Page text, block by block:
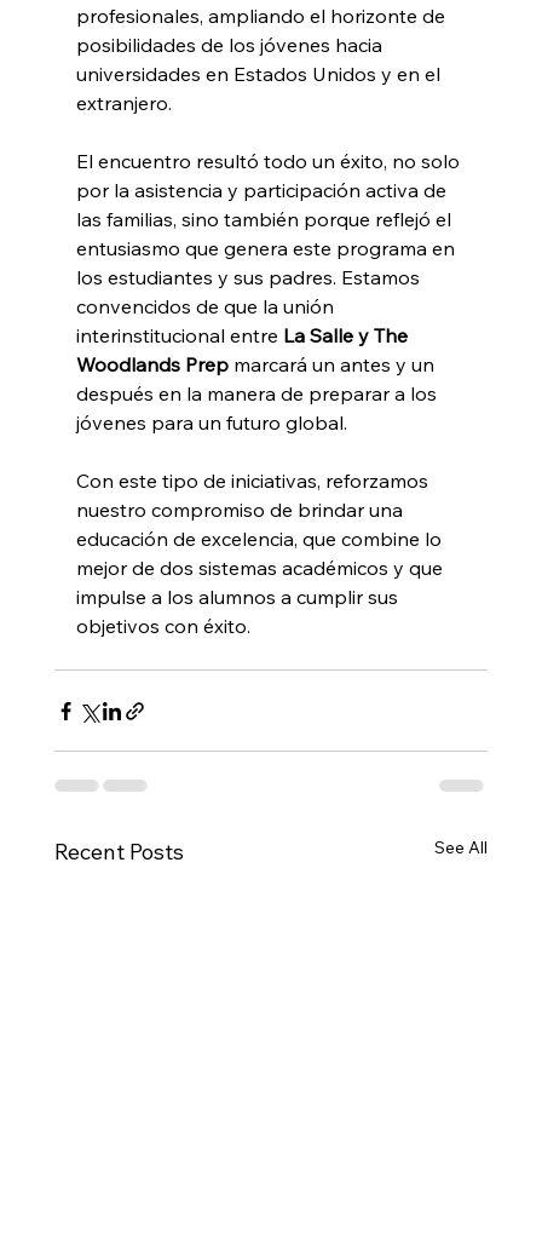
profesionales, ampliando el horizonte de
posibilidades de los jóvenes hacia
universidades en Estados Unidos y en el
extranjero.
El encuentro resultó todo un éxito, no solo
por la asistencia y participación activa de
las familias, sino también porque reflejó el
entusiasmo que genera este programa en
los estudiantes y sus padres. Estamos
convencidos de que la unión
interinstitucional entre La Salle y The
Woodlands Prep marcará un antes y un
después en la manera de preparar a los
jóvenes para un futuro global.
Con este tipo de iniciativas, reforzamos
nuestro compromiso de brindar una
educación de excelencia, que combine lo
mejor de dos sistemas académicos y que
impulse a los alumnos a cumplir sus
objetivos con éxito.
Recent Posts See All